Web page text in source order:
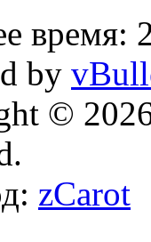
время:
by
©
zCarot